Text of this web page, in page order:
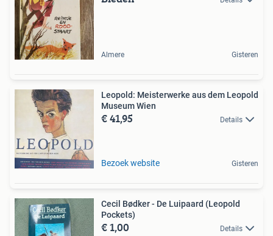
Almere Gisteren
Leopold: Meisterwerke aus dem Leopold
Museum Wien
€ 41,95 Details
Bezoek website Gisteren
Cecil Bødker - De Luipaard (Leopold
Pockets)
€ 1,00 Details